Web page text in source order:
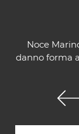
Noce
danno forma